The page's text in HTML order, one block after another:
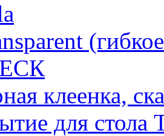
клеенка,
для стола